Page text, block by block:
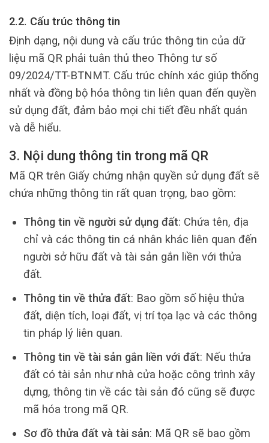
2.2. Cấu trúc thông tin
Định dạng, nội dung và cấu trúc thông tin của dữ
liệu mã QR phải tuân thủ theo Thông tư số
09/2024/TT-BTNMT. Cấu trúc chính xác giúp thống
nhất và đồng bộ hóa thông tin liên quan đến quyền
sử dụng đất, đảm bảo mọi chi tiết đều nhất quán
và dễ hiểu.
3. Nội dung thông tin trong mã QR
Mã QR trên Giấy chứng nhận quyền sử dụng đất sẽ
chứa những thông tin rất quan trọng, bao gồm:
Thông tin về người sử dụng đất: Chứa tên, địa
chỉ và các thông tin cá nhân khác liên quan đến
người sở hữu đất và tài sản gắn liền với thửa
đất.
Thông tin về thửa đất: Bao gồm số hiệu thửa
đất, diện tích, loại đất, vị trí tọa lạc và các thông
tin pháp lý liên quan.
Thông tin về tài sản gắn liền với đất: Nếu thửa
đất có tài sản như nhà cửa hoặc công trình xây
dựng, thông tin về các tài sản đó cũng sẽ được
mã hóa trong mã QR.
Sơ đồ thửa đất và tài sản: Mã QR sẽ bao gồm